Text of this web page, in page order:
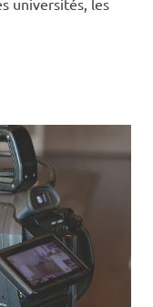
universités, les